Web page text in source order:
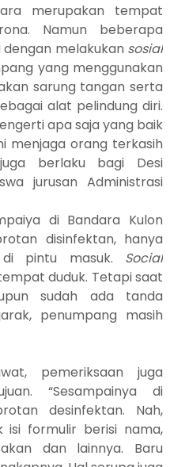
merupakan tempat
Namun beberapa
melakukan sosial
yang menggunakan
sarung tangan serta
alat pelindung diri.
apa saja yang baik
menjaga orang terkasih
berlaku bagi Desi
jurusan Administrasi
di Bandara Kulon
disinfektan, hanya
pintu masuk. Social
duduk. Tetapi saat
sudah ada tanda
penumpang masih
pemeriksaan juga
“Sesampainya di
desinfektan. Nah,
isi formulir berisi nama,
dan lainnya. Baru